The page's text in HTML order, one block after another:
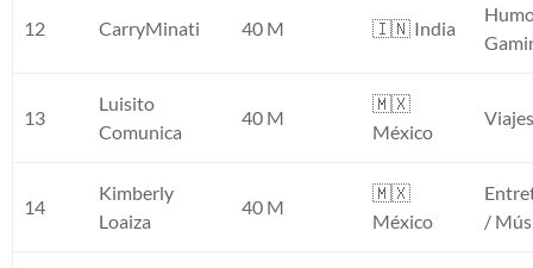
12 CarryMinati 40 M 🇮🇳 India
13
Luisito
Comunica
40 M
🇲🇽
México
14
Kimberly
Loaiza
40 M
🇲🇽
México
/